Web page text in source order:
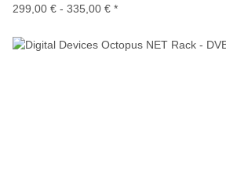
299,00 € - 335,00 € *